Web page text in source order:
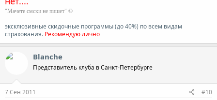
"Мачете смски не пишет" ©
эксклюзивные скидочные программы (до 40%) по всем видам
страхования. Рекомендую лично
Blanche
Представитель клуба в Санкт-Петербурге
7 Сен 2011 #10